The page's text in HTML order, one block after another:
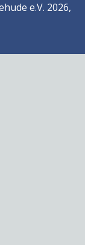
e.V. 2026,